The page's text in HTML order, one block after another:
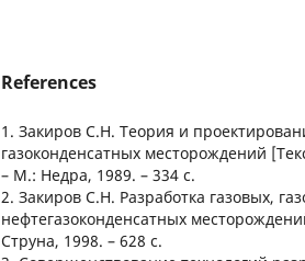
References
1. Закиров С.Н. Теория и
газоконденсатных месторождений
– М.: Недра, 1989. – 334 с.
2. Закиров С.Н. Разработка газовых,
нефтегазоконденсатных
Струна, 1998. – 628 с.